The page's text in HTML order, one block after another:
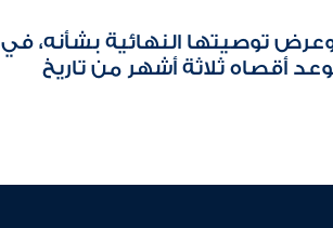
توصيتها النهائية بشأنه، في
أقصاه ثلاثة أشهر من تاريخ